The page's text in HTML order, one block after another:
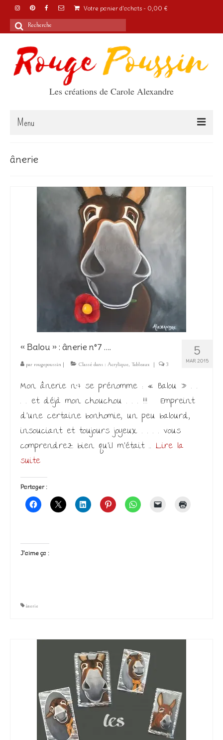
Votre panier d'achats - 0,00 €
Rechercher
Les créations de Carole Alexandre
Menu
ânerie
5
MAR 2015
« Balou » : ânerie n°7 ….
par rougepoussin | Classé dans : Acrylique, Tableaux | 3
Mon ânerie n°7 se prénomme : « Balou » . .
. . et déjà mon chouchou . . . !!! Empreint
d’une certaine bonhomie, un peu balourd,
insouciant et toujours joyeux . . . . vous
comprendrez bien qu’il m’était … Lire la
suite­­
Partager :
J’aime ça :
ânerie